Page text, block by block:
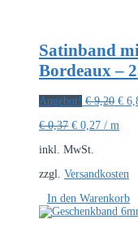
Satinband
Bordeaux –
Angebot! €9,20
war:
€
€0,37 € 0,27 / m
inkl. MwSt.
zzgl. Versandkosten
In den Warenkorb